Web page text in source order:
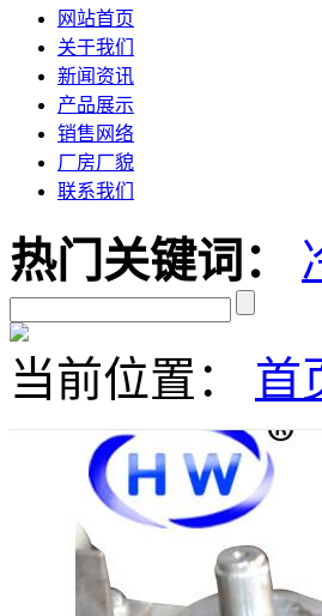
网站首页
关于我们
新闻资讯
产品展示
销售网络
厂房厂貌
联系我们
热门关键词：
当前位置： 首